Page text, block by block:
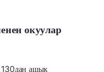
окуулар
130дан ашык